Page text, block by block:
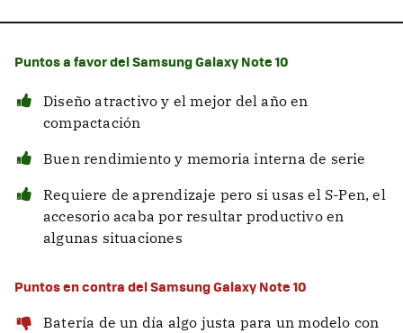
Puntos a favor del Samsung Galaxy Note 10
Diseño atractivo y el mejor del año en
compactación
Buen rendimiento y memoria interna de serie
Requiere de aprendizaje pero si usas el S-Pen, el
accesorio acaba por resultar productivo en
algunas situaciones
Puntos en contra del Samsung Galaxy Note 10
Batería de un día algo justa para un modelo con